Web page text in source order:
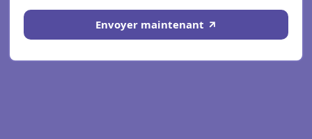
Envoyer maintenant